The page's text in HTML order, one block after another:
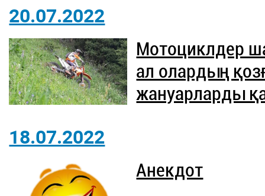
20.07.2022
Мотоциклдер
ал олардың
жануарларды
18.07.2022
Анекдот